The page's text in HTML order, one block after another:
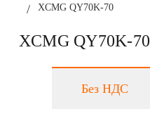
/ XCMG QY70K-70
XCMG QY70K-70
Без НДС